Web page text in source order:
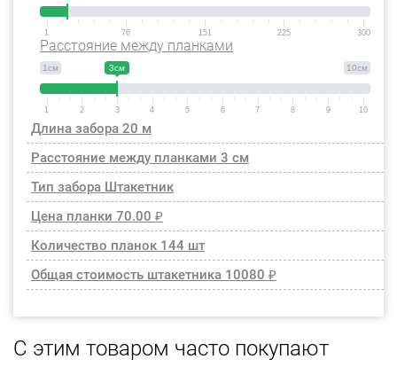
1 76 151 225 300
Расстояние между планками
1см 10см
3см
1 2 3 4 5 6 7 8 9 10
Длина забора 20 м
Расстояние между планками 3 см
Тип забора Штакетник
Цена планки 70.00 ₽
Количество планок 144 шт
Общая стоимость штакетника 10080 ₽
С этим товаром часто покупают